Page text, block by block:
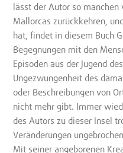
lässt der Autor so
Mallorcas zurückkehren,
hat, findet in diesem Buch
Begegnungen mit den
Episoden aus der Jugend
Ungezwungenheit des
oder Beschreibungen von
nicht mehr gibt. Immer
des Autors zu dieser Insel
Veränderungen
Mit seiner angeborenen